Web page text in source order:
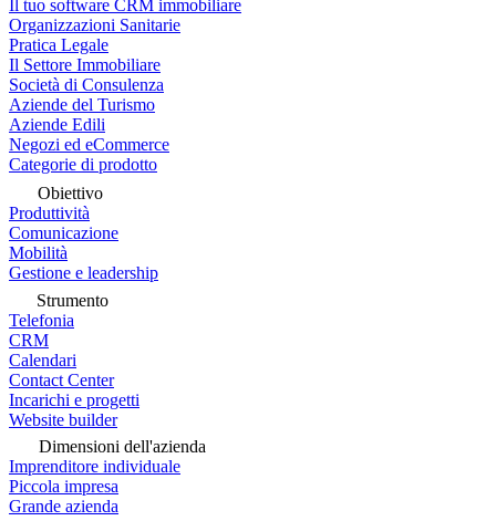
Il tuo software CRM immobiliare
Organizzazioni Sanitarie
Pratica Legale
Il Settore Immobiliare
Società di Consulenza
Aziende del Turismo
Aziende Edili
Negozi ed eCommerce
Categorie di prodotto
Obiettivo
Produttività
Comunicazione
Mobilità
Gestione e leadership
Strumento
Telefonia
CRM
Calendari
Contact Center
Incarichi e progetti
Website builder
Dimensioni dell'azienda
Imprenditore individuale
Piccola impresa
Grande azienda